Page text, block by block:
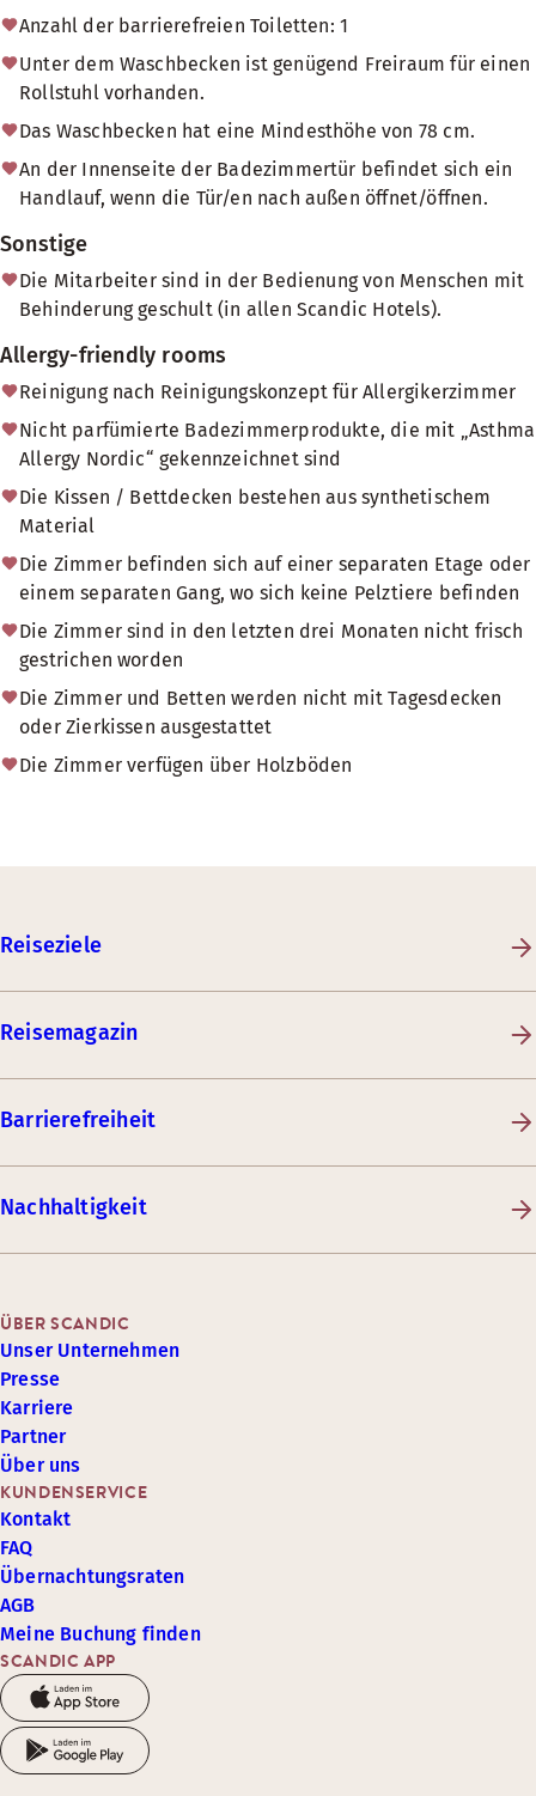
Anzahl der barrierefreien Toiletten: 1
Unter dem Waschbecken ist genügend Freiraum für einen
Rollstuhl vorhanden.
Das Waschbecken hat eine Mindesthöhe von 78 cm.
An der Innenseite der Badezimmertür befindet sich ein
Handlauf, wenn die Tür/en nach außen öffnet/öffnen.
Sonstige
Die Mitarbeiter sind in der Bedienung von Menschen mit
Behinderung geschult (in allen Scandic Hotels).
Allergy-friendly rooms
Reinigung nach Reinigungskonzept für Allergikerzimmer
Nicht parfümierte Badezimmerprodukte, die mit „Asthma
Allergy Nordic“ gekennzeichnet sind
Die Kissen / Bettdecken bestehen aus synthetischem
Material
Die Zimmer befinden sich auf einer separaten Etage oder
einem separaten Gang, wo sich keine Pelztiere befinden
Die Zimmer sind in den letzten drei Monaten nicht frisch
gestrichen worden
Die Zimmer und Betten werden nicht mit Tagesdecken
oder Zierkissen ausgestattet
Die Zimmer verfügen über Holzböden
Reiseziele
Reisemagazin
Barrierefreiheit
Nachhaltigkeit
SCANDIC APP
KUNDENSERVICE
Kontakt
FAQ
Übernachtungsraten
AGB
Meine Buchung finden
ÜBER SCANDIC
Unser Unternehmen
Presse
Karriere
Partner
Über uns